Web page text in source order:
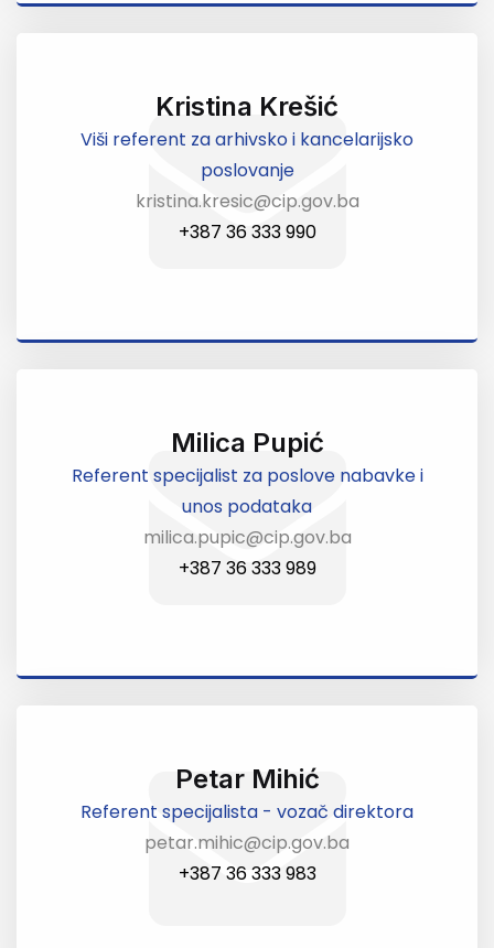
Kristina Krešić
Viši referent za arhivsko i kancelarijsko
poslovanje
kristina.kresic@cip.gov.ba
+387 36 333 990
Milica Pupić
Referent specijalist za poslove nabavke i
unos podataka
milica.pupic@cip.gov.ba
+387 36 333 989
Petar Mihić
Referent specijalista - vozač direktora
petar.mihic@cip.gov.ba
+387 36 333 983